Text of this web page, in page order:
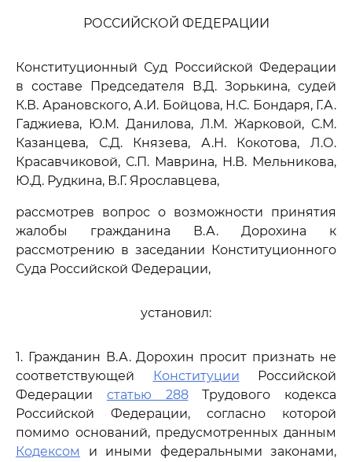
РОССИЙСКОЙ ФЕДЕРАЦИИ
Конституционный Суд Российской Федерации
в составе Председателя В.Д. Зорькина, судей
К.В. Арановского, А.И. Бойцова, Н.С. Бондаря, Г.А.
Гаджиева, Ю.М. Данилова, Л.М. Жарковой, С.М.
Казанцева, С.Д. Князева, А.Н. Кокотова, Л.О.
Красавчиковой, С.П. Маврина, Н.В. Мельникова,
Ю.Д. Рудкина, В.Г. Ярославцева,
рассмотрев вопрос о возможности принятия
жалобы гражданина В.А. Дорохина к
рассмотрению в заседании Конституционного
Суда Российской Федерации,
установил:
1. Гражданин В.А. Дорохин просит признать не
соответствующей
Конституции Российской
Федерации статью 288Трудового кодекса
Российской Федерации, согласно которой
помимо оснований, предусмотренных данным
Кодексом
и иными федеральными законами,